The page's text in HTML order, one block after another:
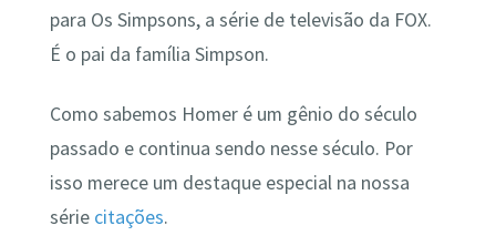
para Os Simpsons, a série de televisão da FOX.
É o pai da família Simpson.
Como sabemos Homer é um gênio do século
passado e continua sendo nesse século. Por
isso merece um destaque especial na nossa
série citações.